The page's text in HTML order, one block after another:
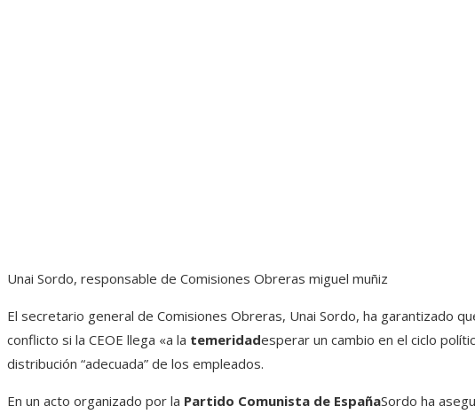
Unai Sordo, responsable de Comisiones Obreras miguel muñiz
El secretario general de Comisiones Obreras, Unai Sordo, ha garantizado
conflicto si la CEOE llega «a la temeridadesperar un cambio en el ciclo
distribución “adecuada” de los empleados.
En un acto organizado por la Partido Comunista de EspañaSordo ha